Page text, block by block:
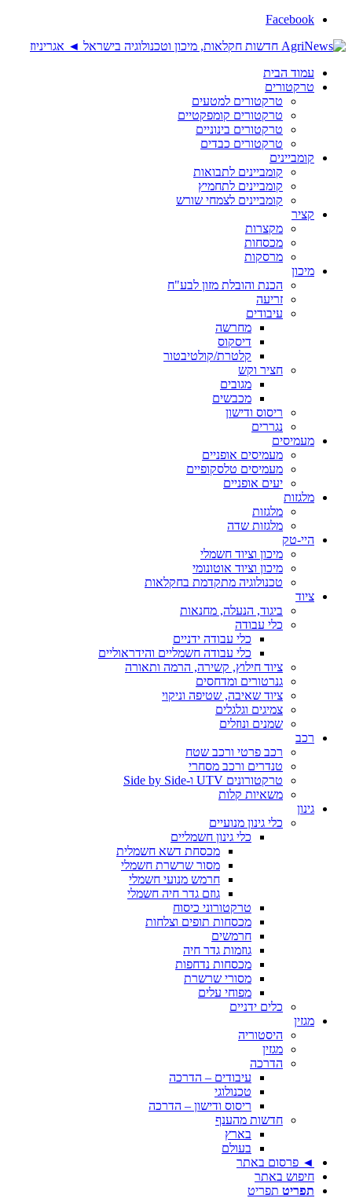
Facebook
עמוד הבית
טרקטורים
טרקטורים למטעים
טרקטורים קומפקטיים
טרקטורים בינוניים
טרקטורים כבדים
קומביינים
קומביינים לתבואות
קומביינים לתחמיץ
קומביינים לצמחי שורש
קציר
מקצרות
מכסחות
מרסקות
מיכון
הכנת והובלת מזון לבע"ח
זריעה
עיבודים
מחרשה
דיסקוס
קלטרת/קולטיבטור
חציר וקש
מגובים
מכבשים
ריסוס ודישון
נגררים
מעמיסים
מעמיסים אופניים
מעמיסים טלסקופיים
יעים אופניים
מלגזות
מלגזות
מלגזות שדה
היי-טק
מיכון וציוד חשמלי
מיכון וציוד אוטונומי
טכנולוגיה מתקדמת בחקלאות
ציוד
ביגוד, הנעלה, מחנאות
כלי עבודה
כלי עבודה ידניים
כלי עבודה חשמליים והידראוליים
ציוד חילוץ, קשירה, הרמה ותאורה
גנרטורים ומדחסים
ציוד שאיבה, שטיפה וניקוי
צמיגים וגלגלים
שמנים ונוזלים
רכב
רכב פרטי ורכב שטח
טנדרים ורכב מסחרי
טרקטורונים UTV ו-Side by Side
משאיות קלות
גינון
כלי גינון מנועיים
כלי גינון חשמליים
מכסחת דשא חשמלית
מסור שרשרת חשמלי
חרמש מנועי חשמלי
גוזם גדר חיה חשמלי
טרקטורוני כיסוח
מכסחות תופים וצלחות
חרמשים
גוזמות גדר חיה
מכסחות נדחפות
מסורי שרשרת
מפוחי עלים
כלים ידניים
מגזין
היסטוריה
מגזין
הדרכה
עיבודים – הדרכה
טכנולוגי
ריסוס ודישון – הדרכה
חדשות מהענף
בארץ
בעולם
◄ פרסום באתר
חיפוש באתר
תפריט תפריט